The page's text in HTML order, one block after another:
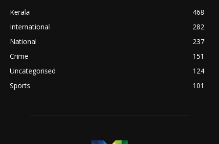
Kerala
468
International
282
National
237
Crime
151
Uncategorised
124
Sports
101